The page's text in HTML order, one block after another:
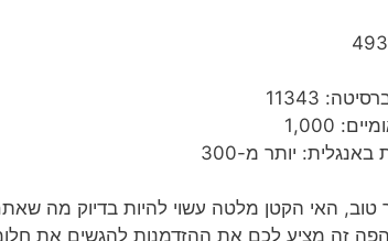
11343
1,000
יותר מ-300
האי הקטן מלטה עשוי להיות בדיוק מה